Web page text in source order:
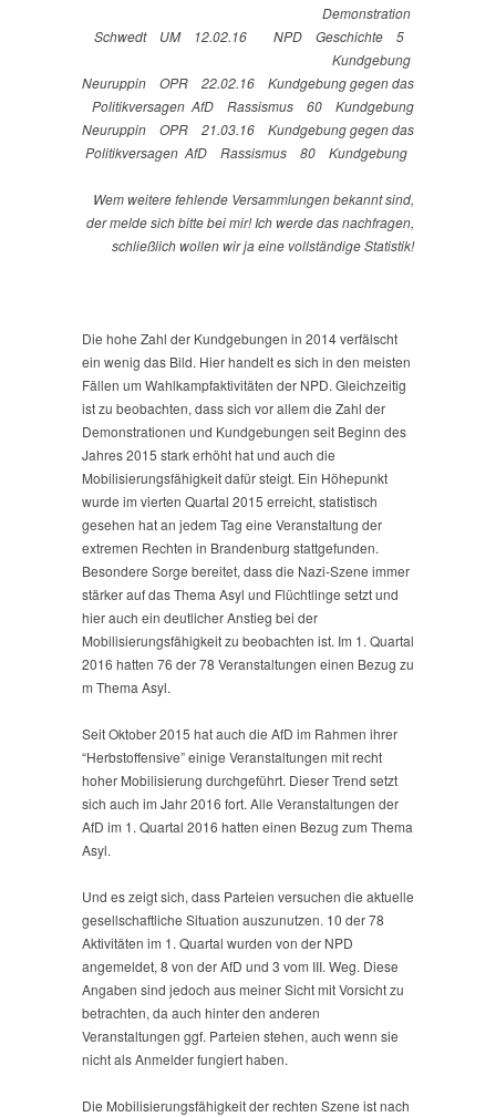
Demonstration
Schwedt UM 12.02.16 NPD Geschichte 5
Kundgebung
Neuruppin OPR 22.02.16 Kundgebung gegen das
Politikversagen AfD Rassismus 60 Kundgebung
Neuruppin OPR 21.03.16 Kundgebung gegen das
Politikversagen AfD Rassismus 80 Kundgebung
Wem weitere fehlende Versammlungen bekannt sind,
der melde sich bitte bei mir! Ich werde das nachfragen,
schließlich wollen wir ja eine vollständige Statistik!
Die hohe Zahl der Kundgebungen in 2014 verfälscht
ein wenig das Bild. Hier handelt es sich in den meisten
Fällen um Wahlkampfaktivitäten der NPD. Gleichzeitig
ist zu beobachten, dass sich vor allem die Zahl der
Demonstrationen und Kundgebungen seit Beginn des
Jahres 2015 stark erhöht hat und auch die
Mobilisierungsfähigkeit dafür steigt. Ein Höhepunkt
wurde im vierten Quartal 2015 erreicht, statistisch
gesehen hat an jedem Tag eine Veranstaltung der
extremen Rechten in Brandenburg stattgefunden.
Besondere Sorge bereitet, dass die Nazi-Szene immer
stärker auf das Thema Asyl und Flüchtlinge setzt und
hier auch ein deutlicher Anstieg bei der
Mobilisierungsfähigkeit zu beobachten ist. Im 1. Quartal
2016 hatten 76 der 78 Veranstaltungen einen Bezug zu
m Thema Asyl.
Seit Oktober 2015 hat auch die AfD im Rahmen ihrer
“Herbstoffensive” einige Veranstaltungen mit recht
hoher Mobilisierung durchgeführt. Dieser Trend setzt
sich auch im Jahr 2016 fort. Alle Veranstaltungen der
AfD im 1. Quartal 2016 hatten einen Bezug zum Thema
Asyl.
Und es zeigt sich, dass Parteien versuchen die aktuelle
gesellschaftliche Situation auszunutzen. 10 der 78
Aktivitäten im 1. Quartal wurden von der NPD
angemeldet, 8 von der AfD und 3 vom III. Weg. Diese
Angaben sind jedoch aus meiner Sicht mit Vorsicht zu
betrachten, da auch hinter den anderen
Veranstaltungen ggf. Parteien stehen, auch wenn sie
nicht als Anmelder fungiert haben.
Die Mobilisierungsfähigkeit der rechten Szene ist nach